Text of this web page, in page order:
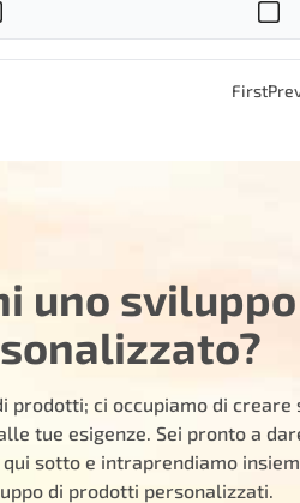
First
uno sviluppo
prodotti; ci occupiamo di creare
tue esigenze. Sei pronto a
sotto e intraprendiamo
di prodotti personalizzati.